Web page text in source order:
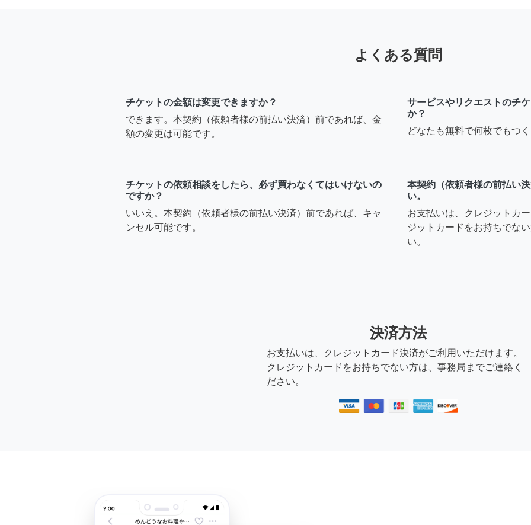
よくある質問
チケットの金額は変更できますか？
できます。本契約（依頼者様の前払い決済）前であれば、金
額の変更は可能です。
サービスやリクエストのチ
か？
どなたも無料で何枚でもつ
チケットの依頼相談をしたら、必ず買わなくてはいけないの
ですか？
いいえ。本契約（依頼者様の前払い決済）前であれば、キャ
ンセル可能です。
本契約（依頼者様の前払い
い。
お支払いは、クレジットカ
ジットカードをお持ちでな
い。
決済方法
お支払いは、クレジットカード決済がご利用いただけます。
クレジットカードをお持ちでない方は、事務局までご連絡く
ださい。